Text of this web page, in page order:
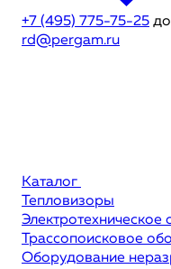
+7 (495) 775-75-25
rd@pergam.ru
Каталог
Тепловизоры
Электротехническое
Трассопоисковое
Оборудование